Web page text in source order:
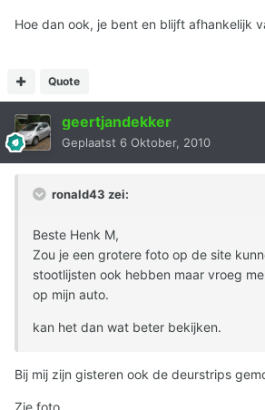
Hoe dan ook, je bent en blijft afhankelijk
Quote
geertjandekker
Geplaatst 6 Oktober, 2010
ronald43 zei:
Beste Henk M,
Zou je een grotere foto op de site
stootlijsten ook hebben maar vroeg
op mijn auto.
kan het dan wat beter bekijken.
Bij mij zijn gisteren ook de deurstrips
Zie foto.